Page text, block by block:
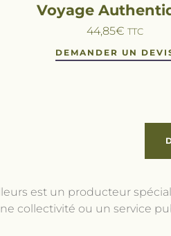
Voyage
44,85€ TTC
DEMANDER UN
est un producteur
collectivité ou un service